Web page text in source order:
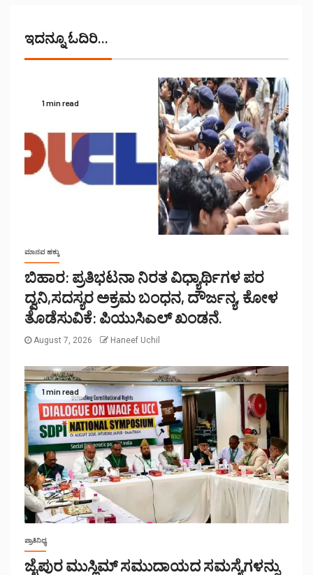
ಇದನ್ನೂ ಓದಿರಿ...
1 min read
ಮಾನವ ಹಕ್ಕು
ಬಿಹಾರ: ಪ್ರತಿಭಟನಾ ನಿರತ ವಿಧ್ಯಾರ್ಥಿಗಳ ಪರ
ದ್ವನಿ,ಸದಸ್ಯರ ಅಕ್ರಮ ಬಂಧನ, ದೌರ್ಜನ್ಯ, ಕೋಳ
ತೊಡೆಸುವಿಕೆ: ಪಿಯುಸಿಎಲ್ ಖಂಡನೆ.
August 7, 2026 Haneef Uchil
1 min read
ಪ್ರಾತಿನಿಧ್ಯ
ಜೈಪುರ ಮುಸ್ಲಿಮ್ ಸಮುದಾಯದ ಸಮಸ್ಯೆಗಳನ್ನು